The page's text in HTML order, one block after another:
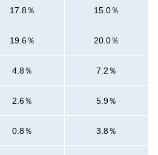
17.8％ 15.0％
19.6％ 20.0％
4.8％ 7.2％
2.6％ 5.9％
0.8％ 3.8％